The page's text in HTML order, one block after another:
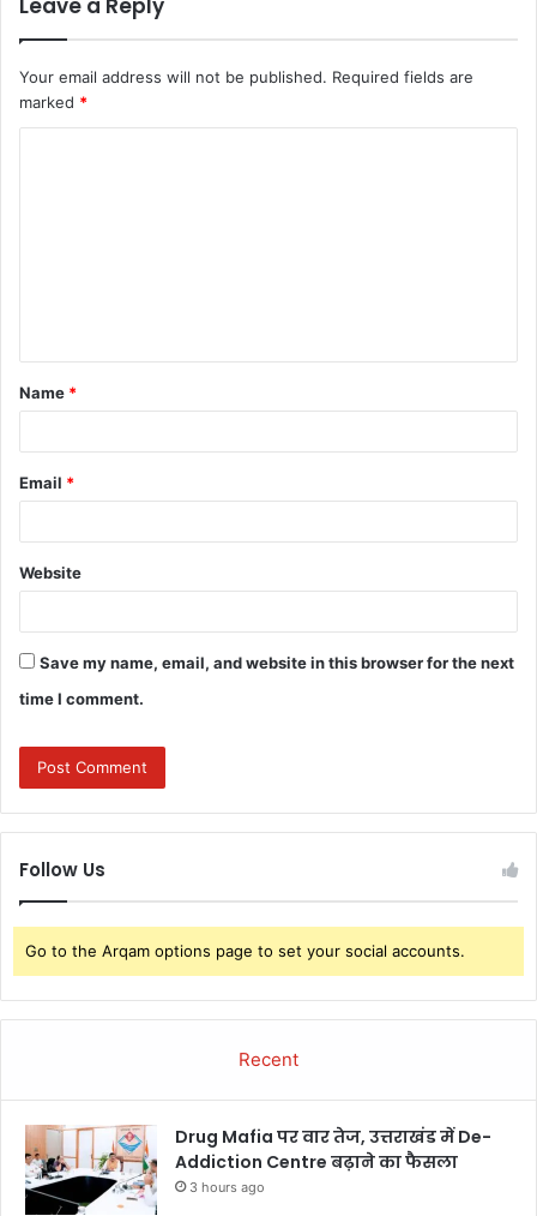
Your email address will not be published. Required fields are
marked *
t
*
Name *
Email *
Website
Save my name, email, and website in this browser for the next
time I comment.
Follow Us
Go to the Arqam options page to set your social accounts.
Recent
Drug Mafia पर वार तेज, उत्तराखंड में De-
Addiction Centre बढ़ाने का फैसला
3 hours ago